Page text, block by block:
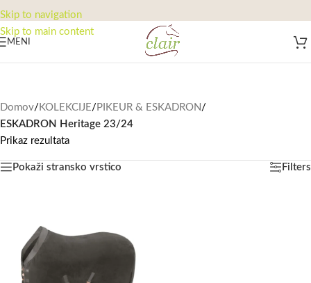
Skip to navigation
Skip to main content
MENI
Domov/ KOLEKCIJE/ PIKEUR & ESKADRON /
ESKADRON Heritage 23/24
Prikaz rezultata
Pokaži stransko vrstico Filters